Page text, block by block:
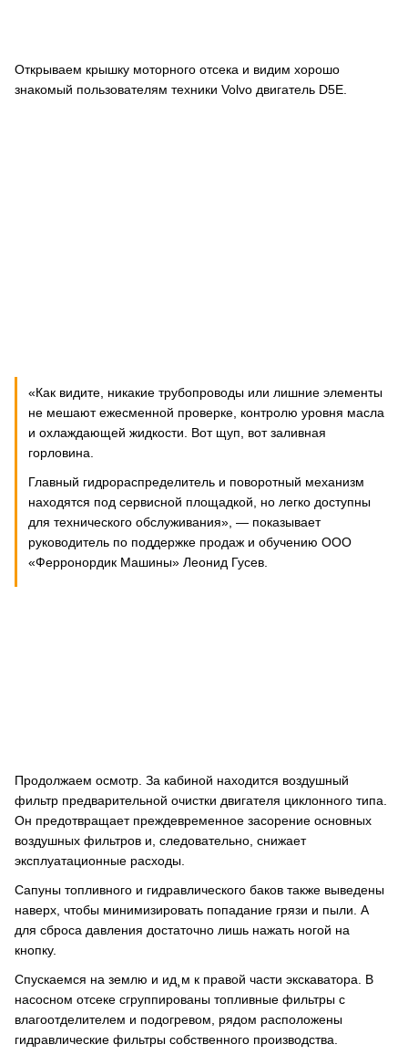
Открываем крышку моторного отсека и видим хорошо
знакомый пользователям техники Volvo двигатель D5E.
«Как видите, никакие трубопроводы или лишние элементы
не мешают ежесменной проверке, контролю уровня масла
и охлаждающей жидкости. Вот щуп, вот заливная
горловина.
Главный гидрораспределитель и поворотный механизм
находятся под сервисной площадкой, но легко доступны
для технического обслуживания», — показывает
руководитель по поддержке продаж и обучению ООО
«Ферронордик Машины» Леонид Гусев.
Продолжаем осмотр. За кабиной находится воздушный
фильтр предварительной очистки двигателя циклонного типа.
Он предотвращает преждевременное засорение основных
воздушных фильтров и, следовательно, снижает
эксплуатационные расходы.
Сапуны топливного и гидравлического баков также выведены
наверх, чтобы минимизировать попадание грязи и пыли. А
для сброса давления достаточно лишь нажать ногой на
кнопку.
Спускаемся на землю и ид¸м к правой части экскаватора. В
насосном отсеке сгруппированы топливные фильтры с
влагоотделителем и подогревом, рядом расположены
гидравлические фильтры собственного производства.